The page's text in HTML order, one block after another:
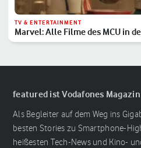
TV & ENTERTAINMENT
Marvel: Alle Filme des MCU in
Reihenfolge
featured ist Vodafones
Als Begleiter auf dem Weg ins
besten Stories zu Smartphone-
heißesten Tech-News und Kino-